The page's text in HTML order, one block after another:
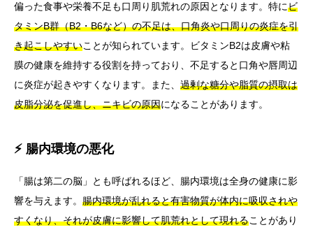
偏った食事や栄養不足も口周り肌荒れの原因となります。特にビ
タミンB群（B2・B6など）の不足は、口角炎や口周りの炎症を引
き起こしやすいことが知られています。ビタミンB2は皮膚や粘
膜の健康を維持する役割を持っており、不足すると口角や唇周辺
に炎症が起きやすくなります。また、 過剰な糖分や脂質の摂取は
皮脂分泌を促進し、ニキビの原因になることがあります。
⚡ 腸内環境の悪化
「腸は第二の脳」とも呼ばれるほど、腸内環境は全身の健康に影
響を与えます。 腸内環境が乱れると有害物質が体内に吸収されや
すくなり、それが皮膚に影響して肌荒れとして現れることがあり